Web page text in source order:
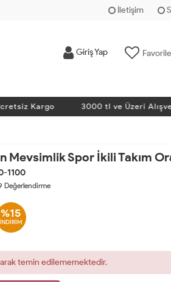
İletişim
Giriş Yap
Kargo 3000 tl ve Üzeri
Mevsimlik Spor İkili Takım
1100
Değerlendirme
%15
İNDİRİM
temin edilememektedir.